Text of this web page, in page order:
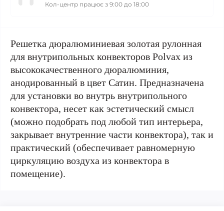
Кол-центр працює з 9:00 до 18:00
Решетка дюралюминиевая золотая рулонная
для внутрипольных конвекторов Polvax из
высококачественного дюралюминия,
анодированный в цвет Сатин. Предназначена
для установки во внутрь внутрипольного
конвектора, несет как эстетический смысл
(можно подобрать под любой тип интерьера,
закрывает внутренние части конвектора), так и
практический (обеспечивает равномерную
циркуляцию воздуха из конвектора в
помещение).